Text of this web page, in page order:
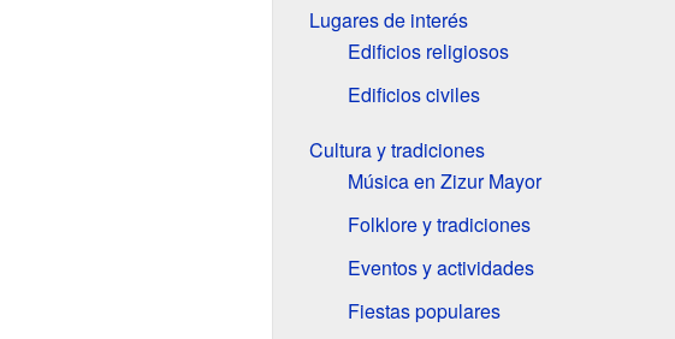
Lugares de interés
Edificios religiosos
Edificios civiles
Cultura y tradiciones
Música en Zizur Mayor
Folklore y tradiciones
Eventos y actividades
Fiestas populares